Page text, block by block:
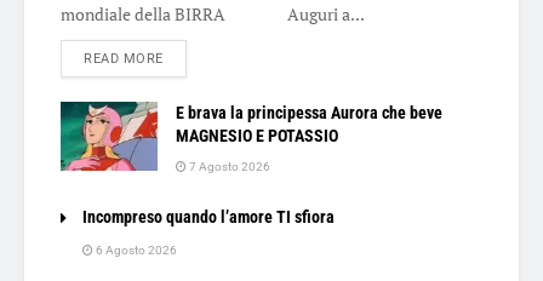
mondiale della BIRRA Auguri a...
READ MOREDETAILS
E brava la principessa Aurora che beve
MAGNESIO E POTASSIO
7 Agosto 2026
Incompreso quando l’amore TI sfiora
6 Agosto 2026